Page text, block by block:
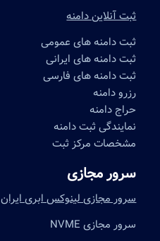
ثبت آنلاین دامنه
ثبت دامنه های عمومی
ثبت دامنه های ایرانی
ثبت دامنه های فارسی
رزرو دامنه
حراج دامنه
نمایندگی ثبت دامنه
مشخصات مرکز ثبت
سرور مجازی
سرور مجازی لینوکس ابری ایران
سرور مجازی NVME